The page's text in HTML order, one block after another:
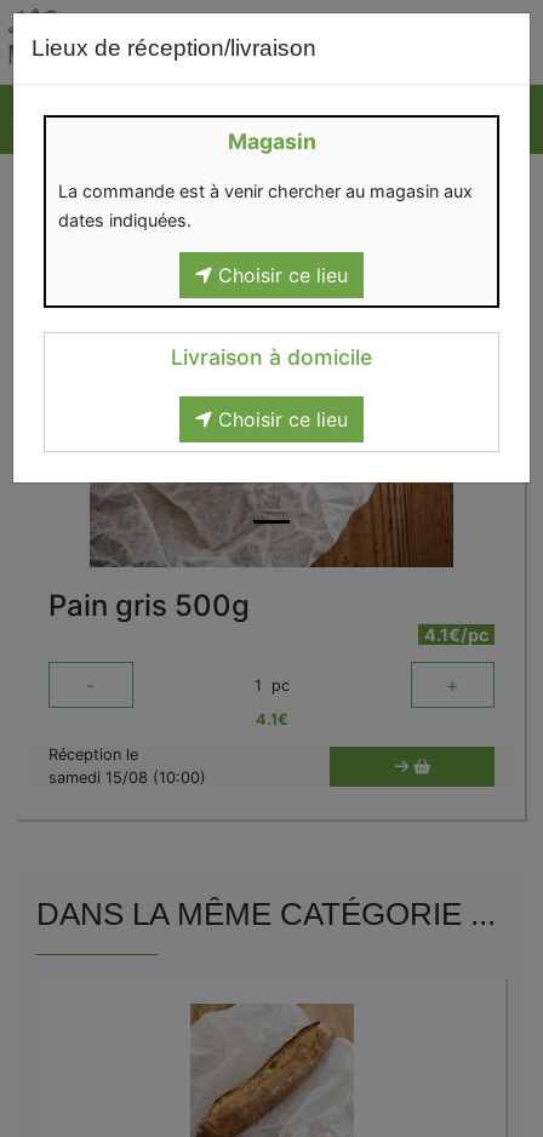
Lieux de réception/livraison
Magasin
La commande est à venir chercher au magasin aux
dates indiquées.
Choisir ce lieu
Livraison à domicile
Choisir ce lieu
Pain gris 500g
4.1€/pc
- 1 pc +
4.1€
Réception le
samedi 15/08 (10:00)
DANS LA MÊME CATÉGORIE ...